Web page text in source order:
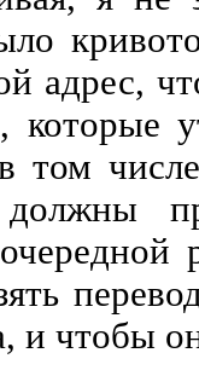
адрес,
которые
в том
и чтобы